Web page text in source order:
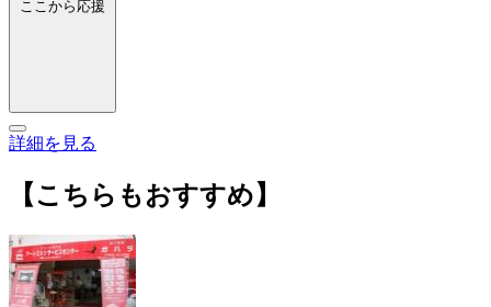
ここから応援
詳細を見る
【こちらもおすすめ】